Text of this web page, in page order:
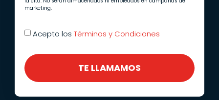
marketing.
Acepto los Términos y Condiciones
TE LLAMAMOS